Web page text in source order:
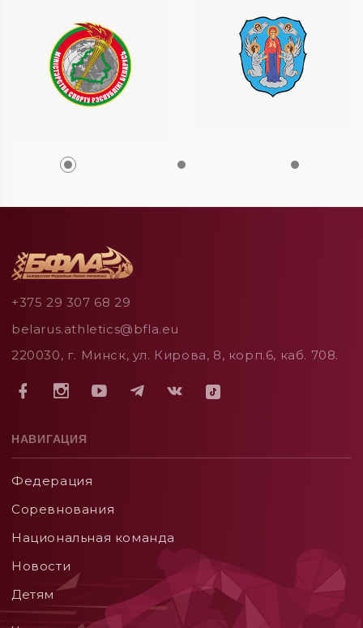
+375 29 307 68 29
belarus.athletics@bfla.eu
220030, г. Минск, ул. Кирова, 8, корп.6, каб. 708.
НАВИГАЦИЯ
Федерация
Соревнования
Национальная команда
Новости
Детям